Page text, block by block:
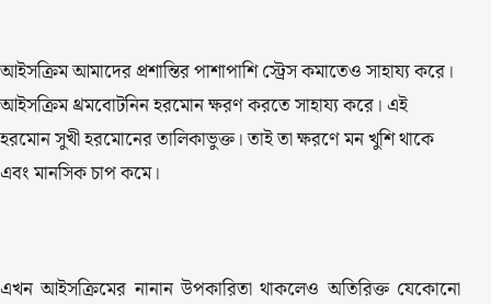
আইসক্রিম আমাদের প্রশান্তির পাশাপাশি স্ট্রেস কমাতেও সাহায্য করে।
আইসক্রিম থ্রমবোটনিন হরমোন ক্ষরণ করতে সাহায্য করে। এই
হরমোন সুখী হরমোনের তালিকাভুক্ত। তাই তা ক্ষরণে মন খুশি থাকে
এবং মানসিক চাপ কমে।
এখন আইসক্রিমের নানান উপকারিতা থাকলেও অতিরিক্ত যেকোনো